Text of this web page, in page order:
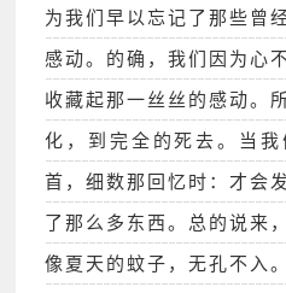
为我们早以忘记了那些曾
感动。的确，我们因为心
收藏起那一丝丝的感动。
化，到完全的死去。当
首，细数那回忆时：才会
了那么多东西。总的说来
像夏天的蚊子，无孔不入